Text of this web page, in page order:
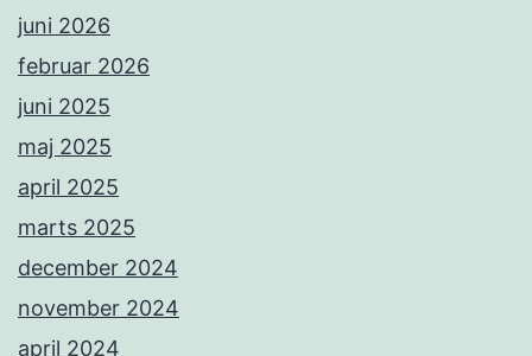
juni 2026
februar 2026
juni 2025
maj 2025
april 2025
marts 2025
december 2024
november 2024
april 2024